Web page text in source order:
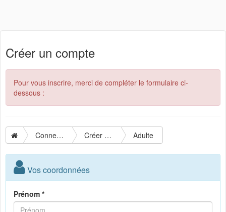
Créer un compte
Pour vous inscrire, merci de compléter le formulaire ci-
dessous :
Connexion Créer un compte Adulte
Vos coordonnées
Prénom *